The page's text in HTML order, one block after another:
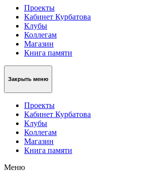
Проекты
Кабинет Курбатова
Клубы
Коллегам
Магазин
Книга памяти
Закрыть меню
Проекты
Кабинет Курбатова
Клубы
Коллегам
Магазин
Книга памяти
Меню